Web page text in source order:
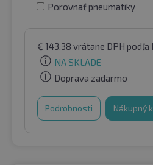
Porovnať pneumatiky
€ 143.38 vrátane DPH podľa
NA SKLADE
Doprava zadarmo
Podrobnosti Nákupný